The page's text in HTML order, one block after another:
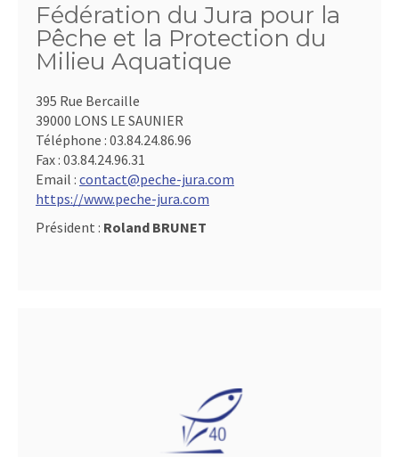
Fédération du Jura pour la
Pêche et la Protection du
Milieu Aquatique
395 Rue Bercaille
39000 LONS LE SAUNIER
Téléphone : 03.84.24.86.96
Fax : 03.84.24.96.31
Email : contact@peche-jura.com
https://www.peche-jura.com
Président : Roland BRUNET